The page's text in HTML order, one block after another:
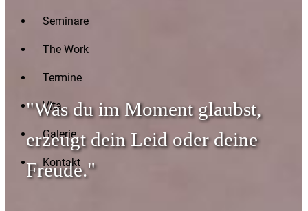
Seminare
The Work
Termine
Vita
Galerie
Kontakt
"Was du im Moment glaubst,
erzeugt dein Leid oder deine
Freude."